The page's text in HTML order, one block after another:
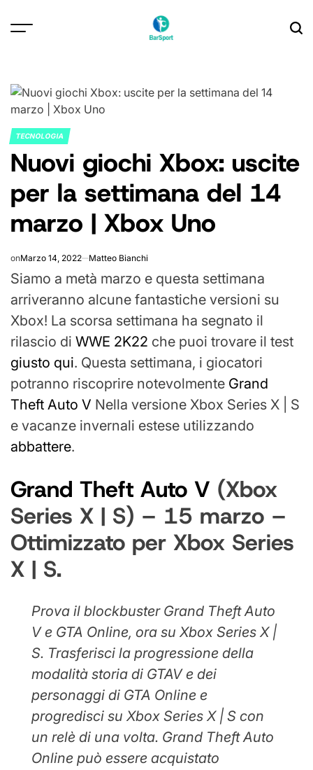
POSTED
IN
TECNOLOGIA
Nuovi giochi Xbox: uscite
per la settimana del 14
marzo | Xbox Uno
onMarzo 14, 2022 Matteo Bianchi
Siamo a metà marzo e questa settimana
arriveranno alcune fantastiche versioni su
Xbox! La scorsa settimana ha segnato il
rilascio di WWE 2K22 che puoi trovare il test
giusto qui. Questa settimana, i giocatori
potranno riscoprire notevolmente Grand
Theft Auto V Nella versione Xbox Series X | S
e vacanze invernali estese utilizzando
abbattere.
Grand Theft Auto V (Xbox
Series X | S) – 15 marzo –
Ottimizzato per Xbox Series
X | S.
Prova il blockbuster Grand Theft Auto
V e GTA Online, ora su Xbox Series X |
S. Trasferisci la progressione della
modalità storia di GTAV e dei
personaggi di GTA Online e
progredisci su Xbox Series X | S con
un relè di una volta. Grand Theft Auto
Online può essere acquistato